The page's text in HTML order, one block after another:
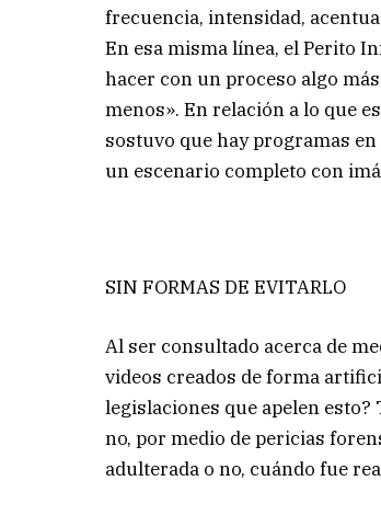
frecuencia, intensidad,
En esa misma línea, el Perito
hacer con un proceso algo
menos». En relación a lo que
sostuvo que hay programas
un escenario completo con
SIN FORMAS DE EVITARLO
Al ser consultado acerca de
videos creados de forma
legislaciones que apelen
no, por medio de pericias
adulterada o no, cuándo fue